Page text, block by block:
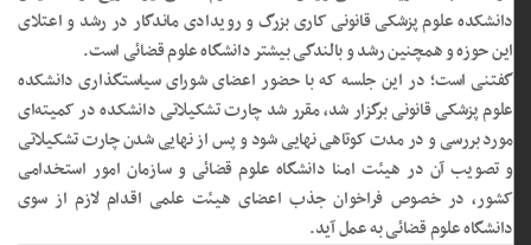
دانشکده علوم پزشکی قانونی کاری بزرگ و رویدادی ماندگار در رشد و اعتلای
این حوزه و همچنین رشد و بالندگی بیشتر دانشگاه علوم قضائی است.
گفتنی است؛ در این جلسه که با حضور اعضای شورای سیاستگذاری دانشکده
علوم پزشکی قانونی برگزار شد، مقرر شد چارت تشکیلاتی دانشکده در کمیته‌ای
مورد بررسی و در مدت کوتاهی نهایی شود و پس از نهایی شدن چارت تشکیلاتی
و تصویب آن در هیئت امنا دانشگاه علوم قضائی و سازمان امور استخدامی
کشور، در خصوص فراخوان جذب اعضای هیئت علمی اقدام لازم از سوی
دانشگاه علوم قضائی به عمل آید.